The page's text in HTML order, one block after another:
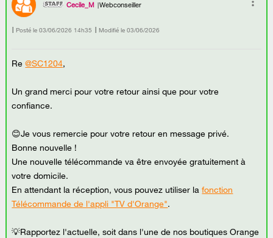
Cecile_M Webconseiller
Posté le ‎03/06/2026 14h35 Modifié le 03/06/2026
Re@SC1204,
Un grand merci pour votre retour ainsi que pour votre
confiance.
😊Je vous remercie pour votre retour en message privé.
Bonne nouvelle !
Une nouvelle télécommande va être envoyée gratuitement à
votre domicile.
En attendant la réception, vous pouvez utiliser lafonction
Télécommande de l'appli "TV d'Orange".
💡Rapportez l'actuelle, soit dans l'une de nos boutiques Orange